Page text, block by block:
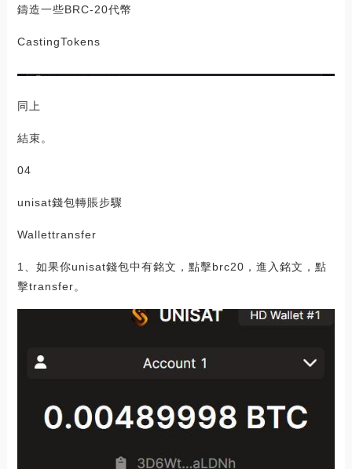
鑄造一些BRC-20代幣
CastingTokens
同上
結束。
04
unisat錢包轉賬步驟
Wallettransfer
1、如果你unisat錢包中有銘文，點擊brc20，進入銘文，點
擊transfer。